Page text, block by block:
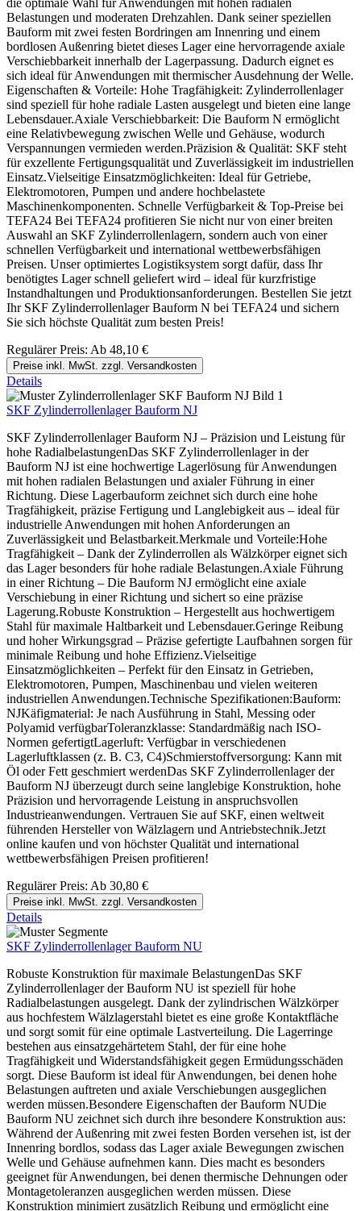
die optimale Wahl für Anwendungen mit hohen radialen
Belastungen und moderaten Drehzahlen. Dank seiner speziellen
Bauform mit zwei festen Bordringen am Innenring und einem
bordlosen Außenring bietet dieses Lager eine hervorragende axiale
Verschiebbarkeit innerhalb der Lagerpassung. Dadurch eignet es
sich ideal für Anwendungen mit thermischer Ausdehnung der Welle.
Eigenschaften & Vorteile: Hohe Tragfähigkeit: Zylinderrollenlager
sind speziell für hohe radiale Lasten ausgelegt und bieten eine lange
Lebensdauer.Axiale Verschiebbarkeit: Die Bauform N ermöglicht
eine Relativbewegung zwischen Welle und Gehäuse, wodurch
Verspannungen vermieden werden.Präzision & Qualität: SKF steht
für exzellente Fertigungsqualität und Zuverlässigkeit im industriellen
Einsatz.Vielseitige Einsatzmöglichkeiten: Ideal für Getriebe,
Elektromotoren, Pumpen und andere hochbelastete
Maschinenkomponenten. Schnelle Verfügbarkeit & Top-Preise bei
TEFA24 Bei TEFA24 profitieren Sie nicht nur von einer breiten
Auswahl an SKF Zylinderrollenlagern, sondern auch von einer
schnellen Verfügbarkeit und international wettbewerbsfähigen
Preisen. Unser optimiertes Logistiksystem sorgt dafür, dass Ihr
benötigtes Lager schnell geliefert wird – ideal für kurzfristige
Instandhaltungen und Produktionsanforderungen. Bestellen Sie jetzt
Ihr SKF Zylinderrollenlager Bauform N bei TEFA24 und sichern
Sie sich höchste Qualität zum besten Preis!
Regulärer Preis: Ab 48,10 €
Preise inkl. MwSt. zzgl. Versandkosten
Details
SKF Zylinderrollenlager Bauform NJ
SKF Zylinderrollenlager Bauform NJ – Präzision und Leistung für
hohe RadialbelastungenDas SKF Zylinderrollenlager in der
Bauform NJ ist eine hochwertige Lagerlösung für Anwendungen
mit hohen radialen Belastungen und axialer Führung in einer
Richtung. Diese Lagerbauform zeichnet sich durch eine hohe
Tragfähigkeit, präzise Fertigung und Langlebigkeit aus – ideal für
industrielle Anwendungen mit hohen Anforderungen an
Zuverlässigkeit und Belastbarkeit.Merkmale und Vorteile:Hohe
Tragfähigkeit – Dank der Zylinderrollen als Wälzkörper eignet sich
das Lager besonders für hohe radiale Belastungen.Axiale Führung
in einer Richtung – Die Bauform NJ ermöglicht eine axiale
Verschiebung in einer Richtung und sichert so eine präzise
Lagerung.Robuste Konstruktion – Hergestellt aus hochwertigem
Stahl für maximale Haltbarkeit und Lebensdauer.Geringe Reibung
und hoher Wirkungsgrad – Präzise gefertigte Laufbahnen sorgen für
minimale Reibung und hohe Effizienz.Vielseitige
Einsatzmöglichkeiten – Perfekt für den Einsatz in Getrieben,
Elektromotoren, Pumpen, Maschinenbau und vielen weiteren
industriellen Anwendungen.Technische Spezifikationen:Bauform:
NJKäfigmaterial: Je nach Ausführung in Stahl, Messing oder
Polyamid verfügbarToleranzklasse: Standardmäßig nach ISO-
Normen gefertigtLagerluft: Verfügbar in verschiedenen
Lagerluftklassen (z. B. C3, C4)Schmierstoffversorgung: Kann mit
Öl oder Fett geschmiert werdenDas SKF Zylinderrollenlager der
Bauform NJ überzeugt durch seine langlebige Konstruktion, hohe
Präzision und hervorragende Leistung in anspruchsvollen
Industrieanwendungen. Vertrauen Sie auf SKF, einen weltweit
führenden Hersteller von Wälzlagern und Antriebstechnik.Jetzt
online kaufen und von höchster Qualität und international
wettbewerbsfähigen Preisen profitieren!
Regulärer Preis: Ab 30,80 €
Preise inkl. MwSt. zzgl. Versandkosten
Details
SKF Zylinderrollenlager Bauform NU
Robuste Konstruktion für maximale BelastungenDas SKF
Zylinderrollenlager der Bauform NU ist speziell für hohe
Radialbelastungen ausgelegt. Dank der zylindrischen Wälzkörper
aus hochfestem Wälzlagerstahl bietet es eine große Kontaktfläche
und sorgt somit für eine optimale Lastverteilung. Die Lagerringe
bestehen aus einsatzgehärtetem Stahl, der für eine hohe
Tragfähigkeit und Widerstandsfähigkeit gegen Ermüdungsschäden
sorgt. Diese Bauform ist ideal für Anwendungen, bei denen hohe
Belastungen auftreten und axiale Verschiebungen ausgeglichen
werden müssen.Besondere Eigenschaften der Bauform NUDie
Bauform NU zeichnet sich durch ihre besondere Konstruktion aus:
Während der Außenring mit zwei festen Borden versehen ist, ist der
Innenring bordlos, sodass das Lager axiale Bewegungen zwischen
Welle und Gehäuse aufnehmen kann. Dies macht es besonders
geeignet für Anwendungen, bei denen thermische Dehnungen oder
Montagetoleranzen ausgeglichen werden müssen. Diese
Konstruktion minimiert zusätzlich Reibung und ermöglicht eine